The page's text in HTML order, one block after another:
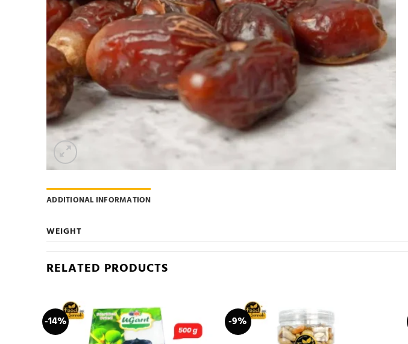
ADDITIONAL INFORMATION
WEIGHT
RELATED PRODUCTS
-14% -9%